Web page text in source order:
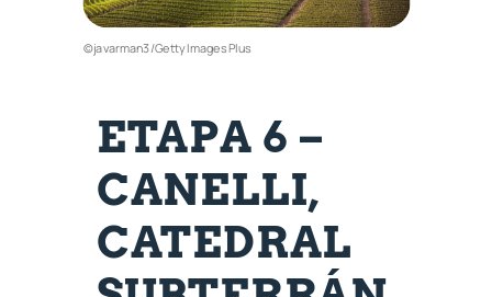
©javarman3/Getty Images Plus
ETAPA 6 –
CANELLI,
CATEDRAL